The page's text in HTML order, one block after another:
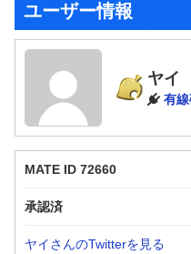
ユーザー情報
ヤイ
有
MATE ID 72660
承認済
ヤイさんのTwitterを見る